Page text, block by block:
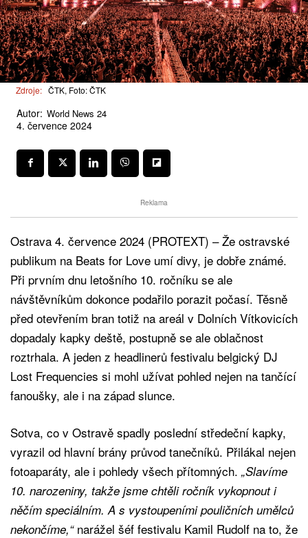
Zdroje: ČTK, Foto: ČTK
Autor: World News 24
4. července 2024
Reklama
Ostrava 4. července 2024 (PROTEXT) – Že ostravské
publikum na Beats for Love umí divy, je dobře známé.
Při prvním dnu letošního 10. ročníku se ale
návštěvníkům dokonce podařilo porazit počasí. Těsně
před otevřením bran totiž na areál v Dolních Vítkovicích
dopadaly kapky deště, postupně se ale oblačnost
roztrhala. A jeden z headlinerů festivalu belgický DJ
Lost Frequencies si mohl užívat pohled nejen na tančící
fanoušky, ale i na západ slunce.
Sotva, co v Ostravě spadly poslední středeční kapky,
vyrazil od hlavní brány průvod tanečníků. Přilákal nejen
fotoaparáty, ale i pohledy všech přítomných. „Slavíme
10. narozeniny, takže jsme chtěli ročník vykopnout i
něčím speciálním. A s vystoupeními pouličních umělců
nekončíme,“ narážel šéf festivalu Kamil Rudolf na to, že